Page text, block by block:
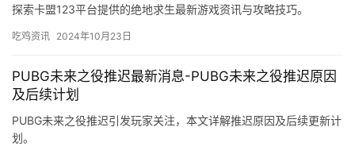
探索卡盟123平台提供的绝地求生最新游戏资讯与攻略技巧。
吃鸡资讯 2024年10月23日
PUBG未来之役推迟最新消息-PUBG未来之役推迟原因
及后续计划
PUBG未来之役推迟引发玩家关注，本文详解推迟原因及后续更新计
划。